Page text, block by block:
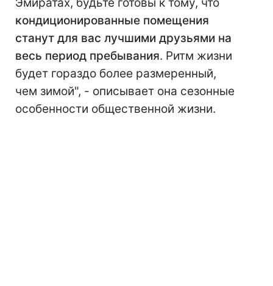
Эмиратах, будьте готовы к тому, что
кондиционированные помещения
станут для вас лучшими друзьями на
весь период пребывания. Ритм жизни
будет гораздо более размеренный,
чем зимой", - описывает она сезонные
особенности общественной жизни.